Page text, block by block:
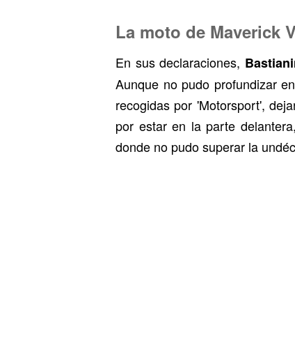
La moto de Maverick
En sus declaraciones,
Aunque no pudo profundizar
recogidas por 'Motorsport',
por estar en la parte
donde no pudo superar la